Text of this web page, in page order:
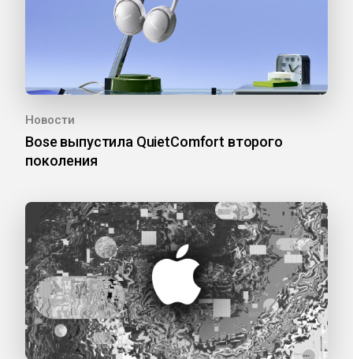
Новости
Bose выпустила QuietComfort второго
поколения